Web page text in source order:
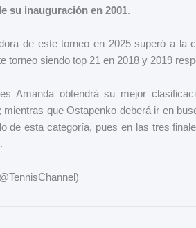
su inauguración en 2001.
de este torneo en 2025 superó a la
torneo siendo top 21 en 2018 y 2019
Amanda obtendrá su mejor
mientras que Ostapenko deberá ir en
de esta categoría, pues en las tres